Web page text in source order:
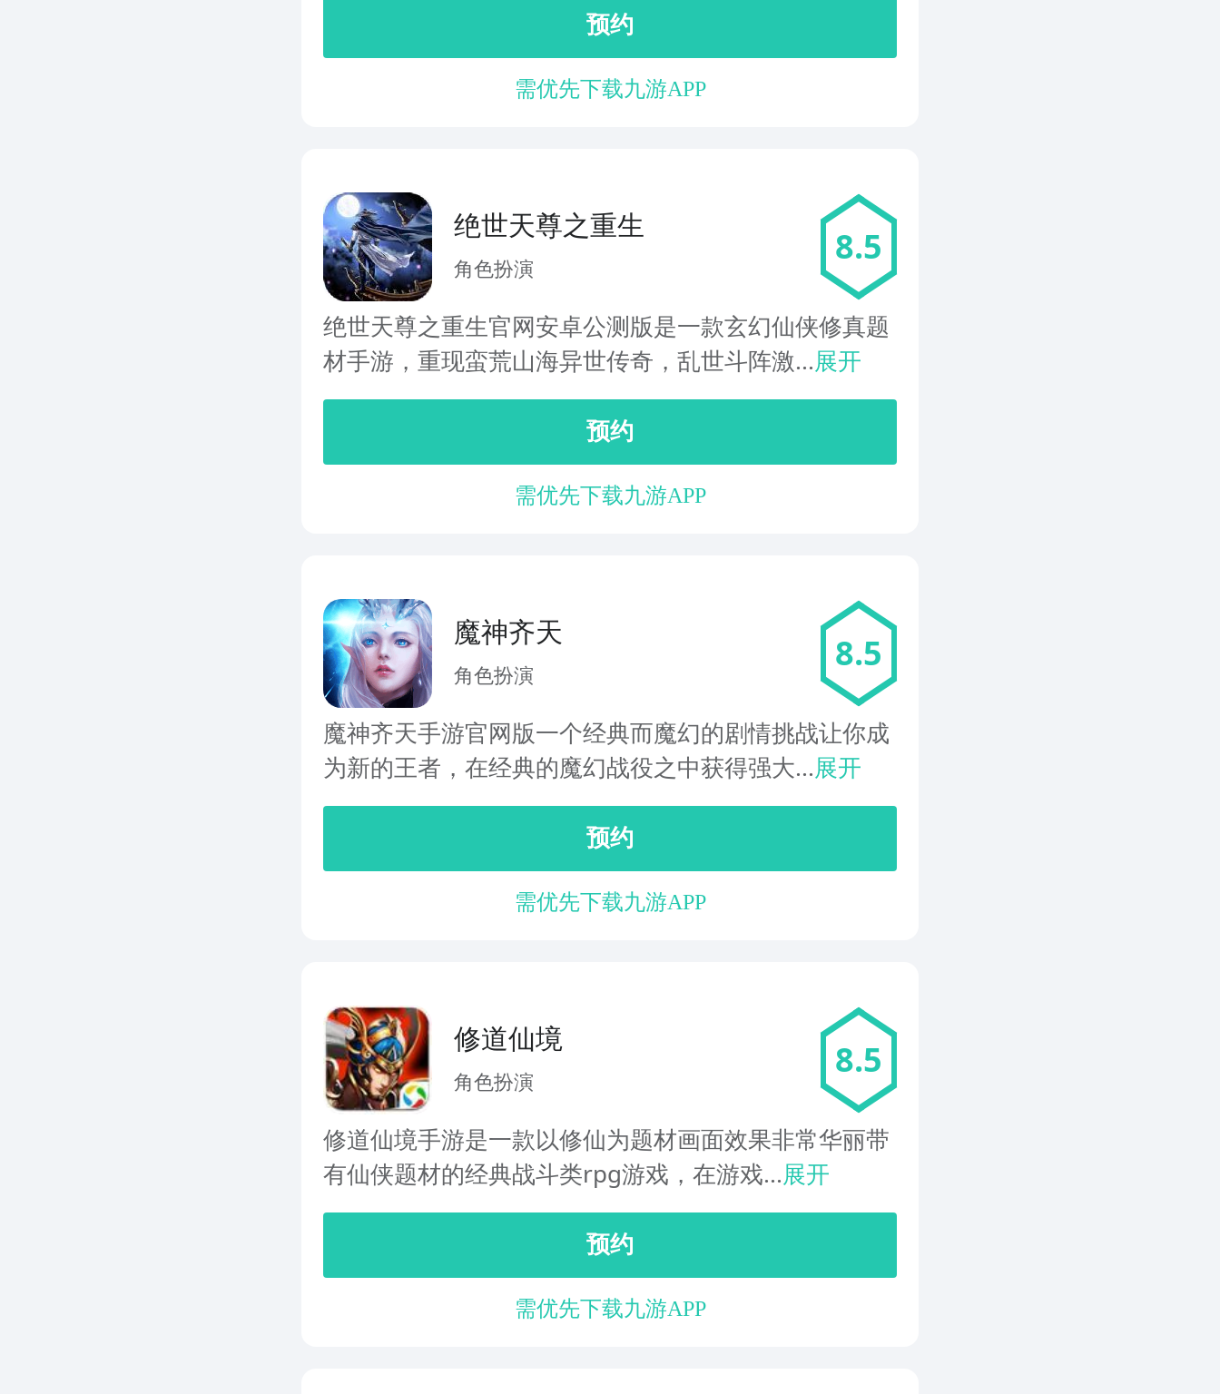
预约
需优先下载九游APP
绝世天尊之重生
角色扮演
8.5
绝世天尊之重生官网安卓公测版是一款玄幻仙侠修真题
材手游，重现蛮荒山海异世传奇，乱世斗阵激...展开
预约
需优先下载九游APP
魔神齐天
角色扮演
8.5
魔神齐天手游官网版一个经典而魔幻的剧情挑战让你成
为新的王者，在经典的魔幻战役之中获得强大...展开
预约
需优先下载九游APP
修道仙境
角色扮演
8.5
修道仙境手游是一款以修仙为题材画面效果非常华丽带
有仙侠题材的经典战斗类rpg游戏，在游戏...展开
预约
需优先下载九游APP